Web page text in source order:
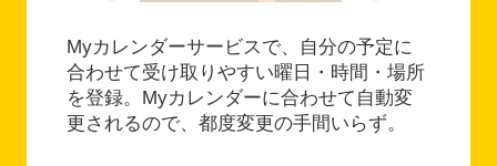
Myカレンダーサービスで、自分の予定に
合わせて受け取りやすい曜日・時間・場所
を登録。Myカレンダーに合わせて自動変
更されるので、都度変更の手間いらず。